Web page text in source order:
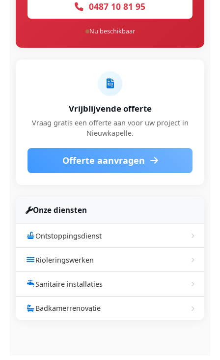
0487 10 81 95
Nu beschikbaar
Vrijblijvende offerte
Vraag gratis een offerte aan voor uw project in
Nieuwkapelle.
Offerte aanvragen
Onze diensten
Ontstoppingsdienst
Rioleringswerken
Sanitaire installaties
Badkamerrenovatie